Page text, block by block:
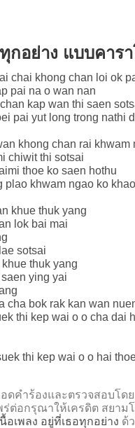
กอย่าง แบบคารา
chai khong chan loi ok
pai na o wan nan
kap wan thi saen
pai yut long trong nathi
khong chan rai khwam
chiwit thi sotsai
thoe ko saen hothu
plao khwam ngao ko
khue thuk yang
lok bai mai
sotsai
thuk yang
ying yai
cha bok rak kan wan
thi kep wai o o cha dai
thi kep wai o o hai
ดคำร้องและตรวจสอบโด
ต่อกรุณาให้เครดิต สยาม
นื้อเพลง อยู่ที่เธอทุกอย่าง ด้